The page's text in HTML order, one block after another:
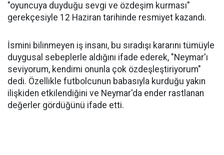
"oyuncuya duyduğu sevgi ve özdeşim kurması"
gerekçesiyle 12 Haziran tarihinde resmiyet kazandı.
İsmini bilinmeyen iş insanı, bu sıradışı kararını tümüyle
duygusal sebeplerle aldığını ifade ederek, "Neymar'ı
seviyorum, kendimi onunla çok özdeşleştiriyorum"
dedi. Özellikle futbolcunun babasıyla kurduğu yakın
ilişkiden etkilendiğini ve Neymar'da ender rastlanan
değerler gördüğünü ifade etti.